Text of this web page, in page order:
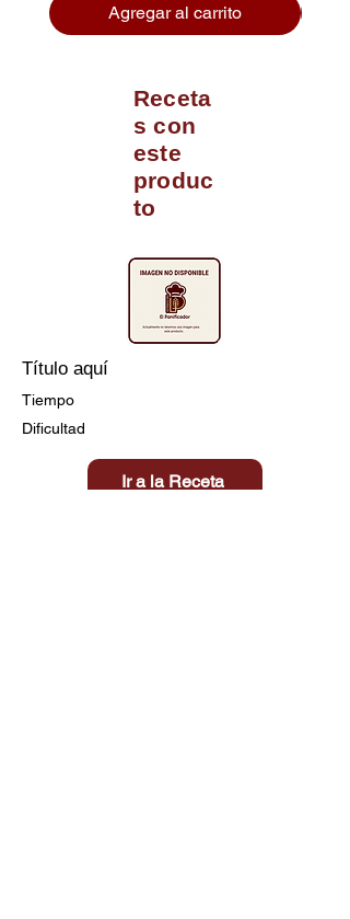
Agregar al carrito
Receta
s con
este
produc
to
Título aquí
Tiempo
Dificultad
Ir a la Receta